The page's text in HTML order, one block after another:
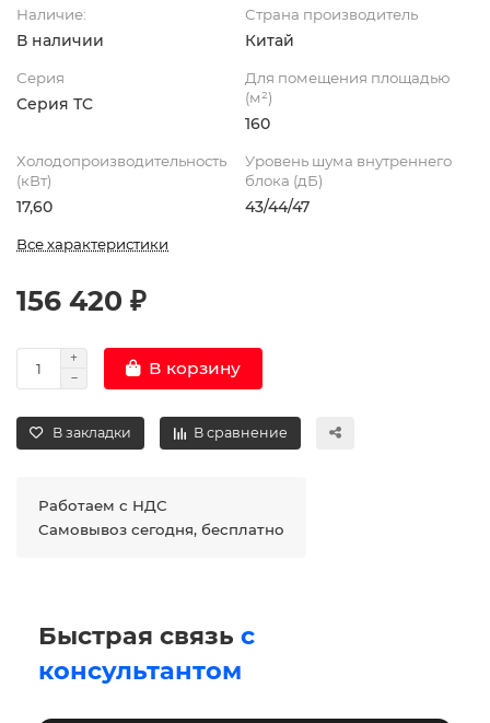
Наличие:
В наличии
Страна производитель
Китай
Серия
Серия ТC
Для помещения площадью
(м²)
160
Холодопроизводительность
(кВт)
17,60
Уровень шума внутреннего
блока (дБ)
43/44/47
Все характеристики
156 420 ₽
В корзину
В закладки В сравнение
Работаем с НДС
Самовывоз сегодня, бесплатно
Быстрая связь с
консультантом